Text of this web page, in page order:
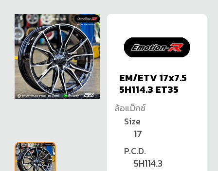
EM/ETV 17x7.5
5H114.3 ET35
ล้อแม็กซ์
Size
17
P.C.D.
5H114.3